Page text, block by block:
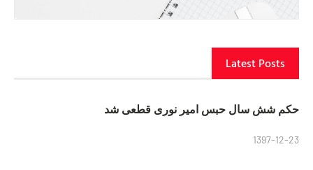
Latest Posts
حکم شش سال حبس امیر نوری قطعی شد
1397-12-23